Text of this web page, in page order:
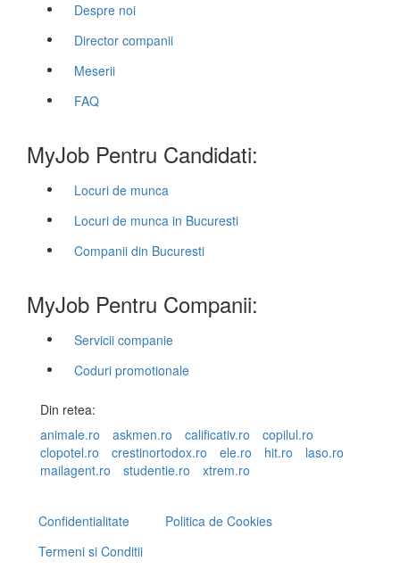
Despre noi
Director companii
Meserii
FAQ
MyJob Pentru Candidati:
Locuri de munca
Locuri de munca in Bucuresti
Companii din Bucuresti
MyJob Pentru Companii:
Servicii companie
Coduri promotionale
Din retea:
animale.ro
askmen.ro calificativ.ro
copilul.ro
clopotel.ro
crestinortodox.ro ele.ro hit.ro
laso.ro
mailagent.ro
studentie.ro xtrem.ro
Confidentialitate
Politica de Cookies
Termeni si Conditii